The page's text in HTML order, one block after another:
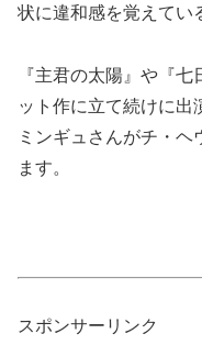
状に違和感を覚えてい
『主君の太陽』や『
ット作に立て続けに出
ミンギュさんがチ・
ます。
スポンサーリンク